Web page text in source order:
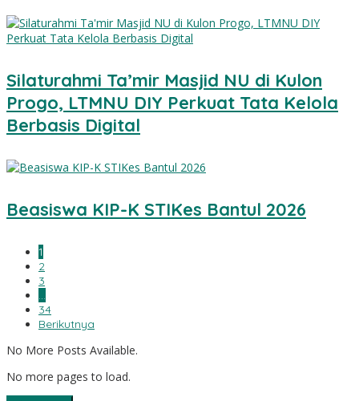
Silaturahmi Ta’mir Masjid NU di Kulon
Progo, LTMNU DIY Perkuat Tata Kelola
Berbasis Digital
Beasiswa KIP-K STIKes Bantul 2026
1
2
3
…
34
Berikutnya
No More Posts Available.
No more pages to load.